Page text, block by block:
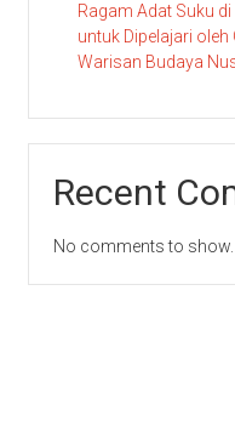
Ragam Adat Suku
untuk Dipelajari
Warisan Budaya
Recent
No comments to show.